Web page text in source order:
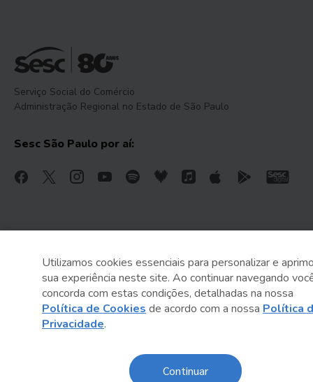
Serviço Social do Comércio
Administração Regional no Estado de São Paulo
Sesc São Paulo por aí:
Utilizamos cookies essenciais para personalizar e
sua experiência neste site. Ao continuar navegando
concorda com estas condições, detalhadas na nossa
Política de Cookies de acordo com a nossa Política
Privacidade.
Continuar